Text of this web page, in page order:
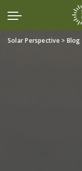
Solar Perspective> Blog